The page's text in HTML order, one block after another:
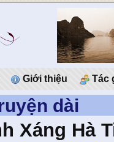
Giới thiệu Tác
dài
Xáng Hà